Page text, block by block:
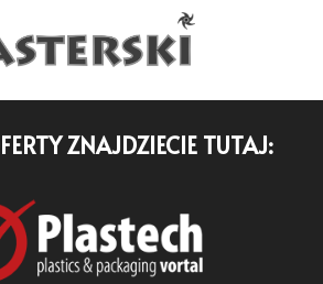
ZNAJDZIECIE TUTAJ: